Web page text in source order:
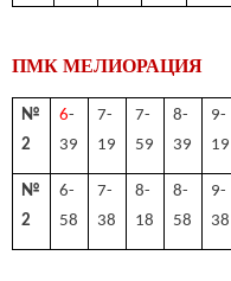
ПМК МЕЛИОРАЦИЯ
№
2
6-
39
7-
19
7-
59
8-
39
9-
19
№
2
6-
58
7-
38
8-
18
8-
58
9-
38